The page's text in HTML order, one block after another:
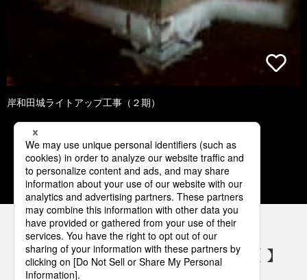
岸和田城ライトアップ工事（２期）
1 2 3 4 5
パナソニックの電気設備 SNSアカウント